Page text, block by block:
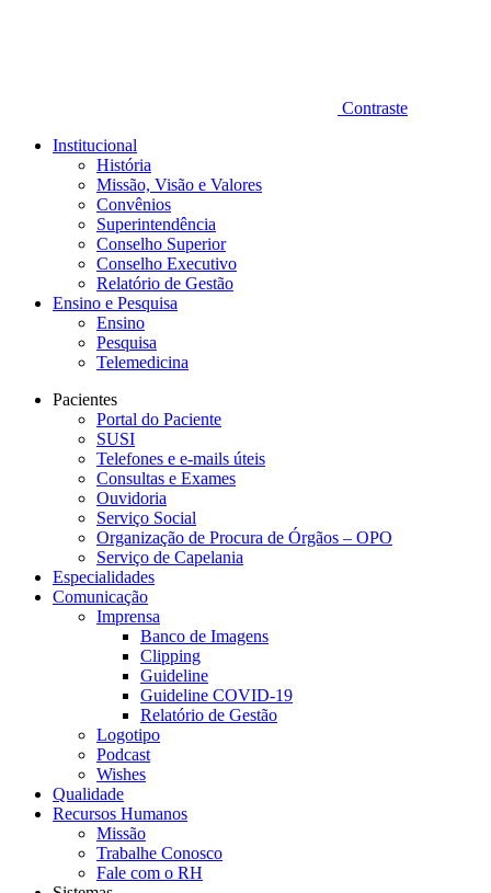
Contraste
Institucional
História
Missão, Visão e Valores
Convênios
Superintendência
Conselho Superior
Conselho Executivo
Relatório de Gestão
Ensino e Pesquisa
Ensino
Pesquisa
Telemedicina
Pacientes
Portal do Paciente
SUSI
Telefones e e-mails úteis
Consultas e Exames
Ouvidoria
Serviço Social
Organização de Procura de Órgãos – OPO
Serviço de Capelania
Especialidades
Comunicação
Imprensa
Banco de Imagens
Clipping
Guideline
Guideline COVID-19
Relatório de Gestão
Logotipo
Podcast
Wishes
Qualidade
Recursos Humanos
Missão
Trabalhe Conosco
Fale com o RH